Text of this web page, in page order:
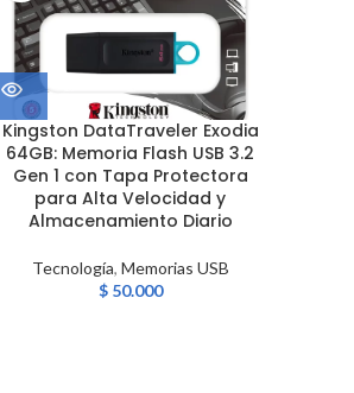
Kingston DataTraveler Exodia
64GB: Memoria Flash USB 3.2
Gen 1 con Tapa Protectora
para Alta Velocidad y
Almacenamiento Diario
Tecnología, Memorias USB
$50.000